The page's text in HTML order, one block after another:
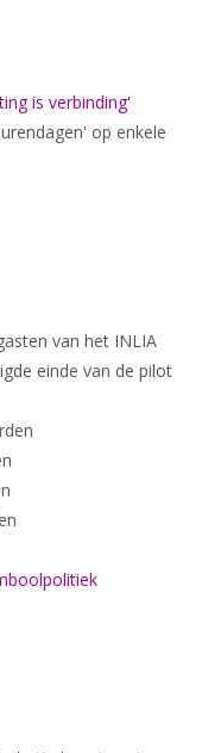
is verbinding'
op enkele
van het INLIA
einde van de pilot